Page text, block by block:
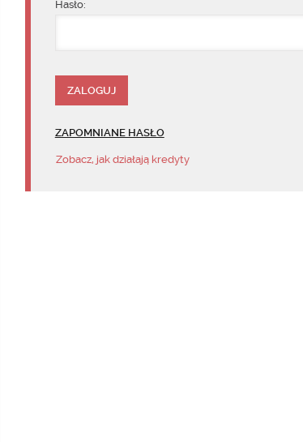
Hasło:
ZAPOMNIANE HASŁO
Zobacz, jak działają kredyty